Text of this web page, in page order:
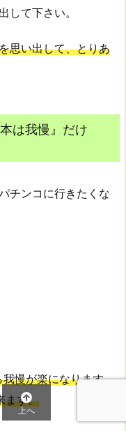
して下さい。
思い出して、とりあ
は我慢』だけ
チンコに行きたくな
慢が楽になります。
ます。
上へ